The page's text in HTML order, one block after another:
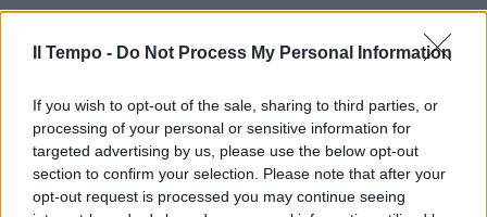
Il Tempo - Do Not Process My Personal Information
If you wish to opt-out of the sale, sharing to third parties, or
processing of your personal or sensitive information for
targeted advertising by us, please use the below opt-out
section to confirm your selection. Please note that after your
opt-out request is processed you may continue seeing